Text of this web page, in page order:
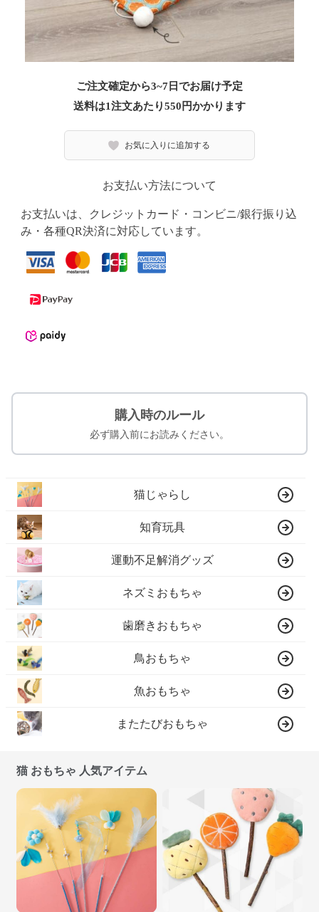
ご注文確定から3~7日でお届け予定
送料は1注文あたり550 円かかります
お気に入りに追加する
お支払い方法について
お支払いは、クレジットカード・コンビニ/銀行振り込
み・各種QR決済に対応しています。
購入時のルール
必ず購入前にお読みください。
猫じゃらし
知育玩具
運動不足解消グッズ
ネズミおもちゃ
歯磨きおもちゃ
鳥おもちゃ
魚おもちゃ
またたびおもちゃ
猫 おもちゃ 人気アイテム